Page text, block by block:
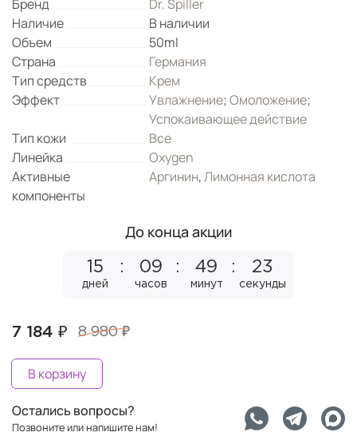
Бренд
Dr. Spiller
Наличие
В наличии
Объем
50ml
Страна
Германия
Тип средств
Крем
Эффект
Увлажнение;Омоложение;
Успокаивающее действие
Тип кожи
Все
Линейка
Oxygen
Активные
компоненты
Аргинин,Лимонная кислота
До конца акции
15
дней
09
часов
49
минут
23
секунды
7 184 ₽ 8 980 ₽
В корзину
Остались вопросы?
Позвоните или напишите нам!